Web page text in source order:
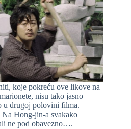
koje pokreću ove likove na
nisu tako jasno
u drugoj polovini filma.
Na Hong-jin-a svakako
ne pod obavezno….